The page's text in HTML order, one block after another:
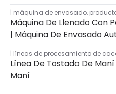
máquina de envasado,
Máquina De Llenado Con
| Máquina De Envasado
líneas de procesamiento de
Línea De Tostado De
Maní